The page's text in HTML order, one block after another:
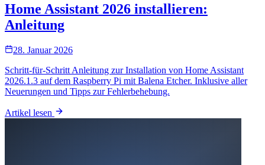
Home Assistant 2026 installieren:
Anleitung
28. Januar 2026
Schritt-für-Schritt Anleitung zur Installation von Home Assistant
2026.1.3 auf dem Raspberry Pi mit Balena Etcher. Inklusive aller
Neuerungen und Tipps zur Fehlerbehebung.
Artikel lesen